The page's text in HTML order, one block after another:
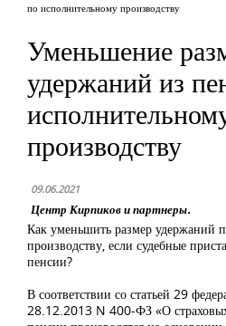
по исполнительному производству
Уменьшение
удержаний из
производству
09.06.2021
Центр Кирпиков и партнеры.
Как уменьшить размер удержаний
производству, если судебные
пенсии?
В соответствии со статьей 29
28.12.2013 N 400-ФЗ «О